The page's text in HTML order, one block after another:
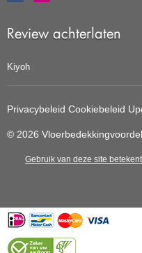
Review achterlaten
Kiyoh
Privacybeleid Cookiebeleid
© 2026
Gebruik van deze site